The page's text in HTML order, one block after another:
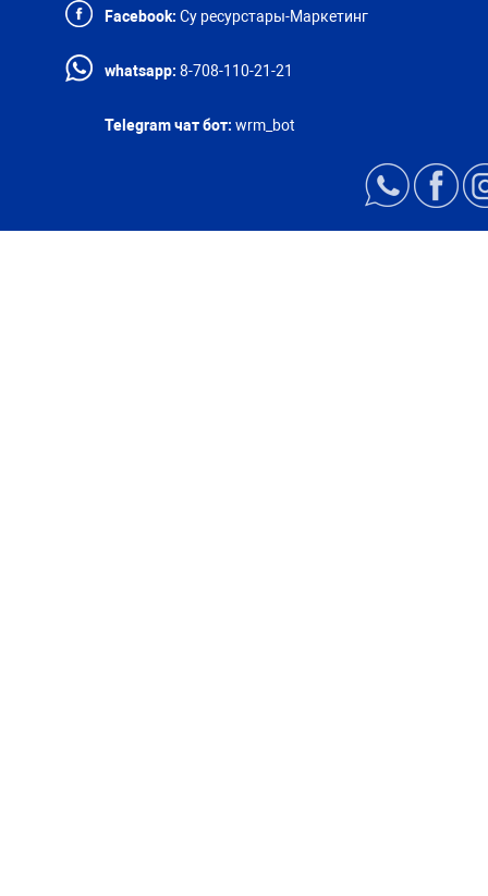
Facebook: Су ресурстары-Маркетинг
whatsapp: 8-708-110-21-21
Telegram чат бот: wrm_bot